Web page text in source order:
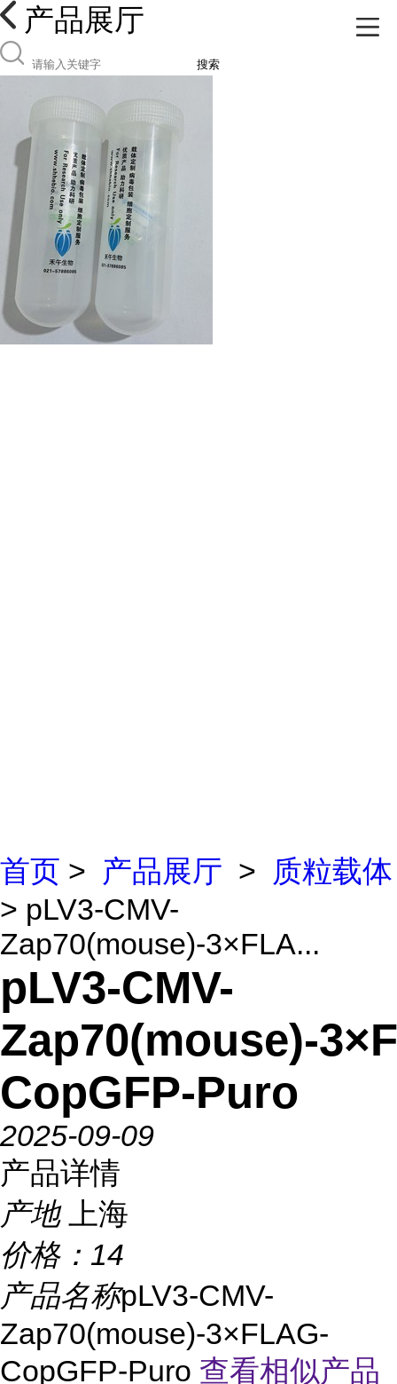
产品展厅
搜索
首页 > 产品展厅 >
质粒载体
> pLV3-CMV-
Zap70(mouse)-3×FLA...
pLV3-CMV-
Zap70(mouse)-
CopGFP-Puro
2025-09-09
产品详情
产地
上海
价格： 14
产品名称pLV3-CMV-
Zap70(mouse)-3×FLAG-
CopGFP-Puro 查看相似产品